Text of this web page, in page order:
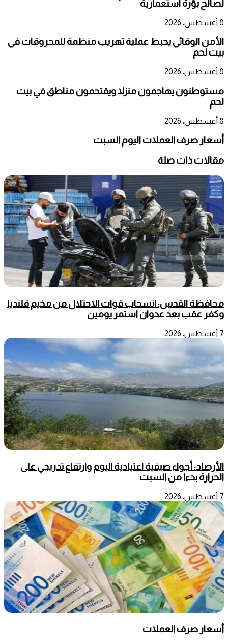
لصالح بؤرة استعمارية
8 أغسطس، 2026
الأمن الوقائي يحبط عملية تهريب منظمة للمحروقات في
بيت لحم
8 أغسطس، 2026
مستوطنون يهاجمون منزلا ويقتحمون مناطق في بيت
لحم
8 أغسطس، 2026
أسعار صرف العملات اليوم السبت
مقالات ذات صلة
محافظة القدس: انسحاب قوات الاحتلال من مخيم قلنديا
وكفر عقب بعد عدوان استمر يومين
7 أغسطس، 2026
الأرصاد: أجواء صيفية اعتيادية اليوم وارتفاع تدريجي على
الحرارة بدءا من السبت
7 أغسطس، 2026
أسعار صرف العملات